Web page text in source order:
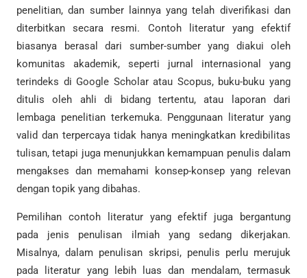
penelitian, dan sumber lainnya yang telah diverifikasi dan
diterbitkan secara resmi. Contoh literatur yang efektif
biasanya berasal dari sumber-sumber yang diakui oleh
komunitas akademik, seperti jurnal internasional yang
terindeks di Google Scholar atau Scopus, buku-buku yang
ditulis oleh ahli di bidang tertentu, atau laporan dari
lembaga penelitian terkemuka. Penggunaan literatur yang
valid dan terpercaya tidak hanya meningkatkan kredibilitas
tulisan, tetapi juga menunjukkan kemampuan penulis dalam
mengakses dan memahami konsep-konsep yang relevan
dengan topik yang dibahas.
Pemilihan contoh literatur yang efektif juga bergantung
pada jenis penulisan ilmiah yang sedang dikerjakan.
Misalnya, dalam penulisan skripsi, penulis perlu merujuk
pada literatur yang lebih luas dan mendalam, termasuk